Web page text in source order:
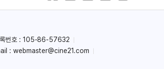
록번호 : 105-86-57632
: webmaster@cine21.com